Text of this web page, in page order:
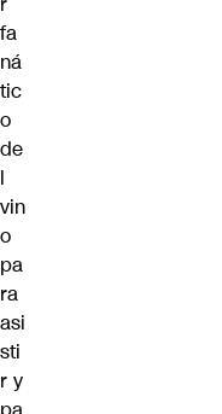
fa
ná
tic
o
de
l
vin
o
pa
ra
asi
sti
r y